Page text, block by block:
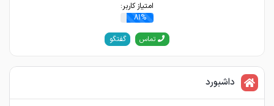
امتیاز کاربر:
81%
تماس گفتگو
داشبورد